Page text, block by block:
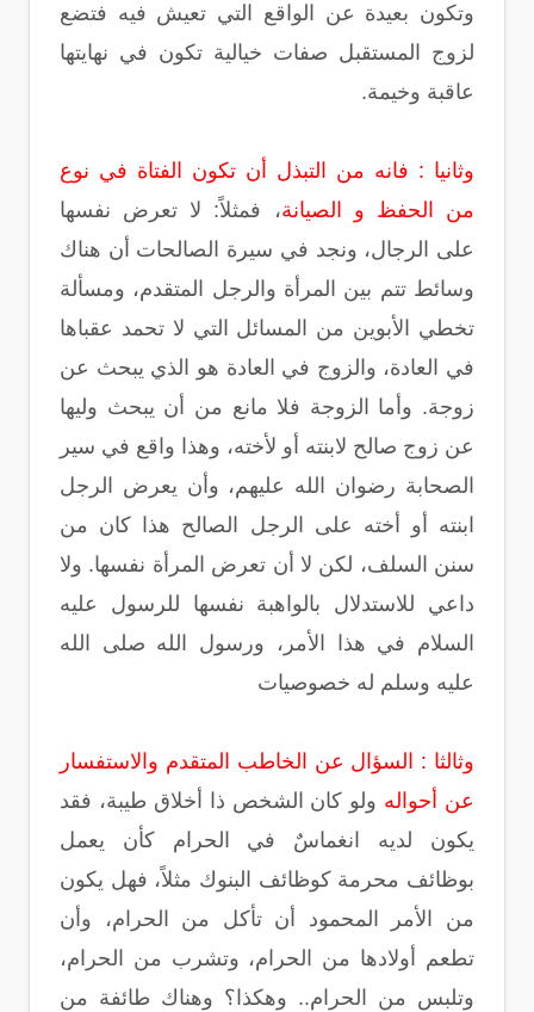
وتكون بعيدة عن الواقع التي تعيش فيه فتضع
لزوج المستقبل صفات خيالية تكون في نهايتها
عاقبة وخيمة.
وثانيا : فانه من التبذل أن تكون الفتاة في نوع
من الحفظ و الصيانة، فمثلاً: لا تعرض نفسها
على الرجال، ونجد في سيرة الصالحات أن هناك
وسائط تتم بين المرأة والرجل المتقدم، ومسألة
تخطي الأبوين من المسائل التي لا تحمد عقباها
في العادة، والزوج في العادة هو الذي يبحث عن
زوجة. وأما الزوجة فلا مانع من أن يبحث وليها
عن زوج صالح لابنته أو لأخته، وهذا واقع في سير
الصحابة رضوان الله عليهم، وأن يعرض الرجل
ابنته أو أخته على الرجل الصالح هذا كان من
سنن السلف، لكن لا أن تعرض المرأة نفسها. ولا
داعي للاستدلال بالواهبة نفسها للرسول عليه
السلام في هذا الأمر، ورسول الله صلى الله
عليه وسلم له خصوصيات
وثالثا : السؤال عن الخاطب المتقدم والاستفسار
عن أحواله ولو كان الشخص ذا أخلاق طيبة، فقد
يكون لديه انغماسٌ في الحرام كأن يعمل
بوظائف محرمة كوظائف البنوك مثلاً، فهل يكون
من الأمر المحمود أن تأكل من الحرام، وأن
تطعم أولادها من الحرام، وتشرب من الحرام،
وتلبس من الحرام.. وهكذا؟ وهناك طائفة من